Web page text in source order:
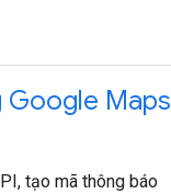
Google Maps
tạo mã thông báo